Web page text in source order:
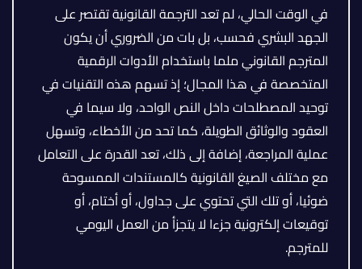
في الوقت الحالي، لم تعد الترجمة القانونية تقتصر على
الجهد البشري فحسب، بل بات من الضروري أن يكون
المترجم القانوني ملما باستخدام الأدوات الرقمية
المتخصصة في هذا المجال؛ إذ تسهم هذه التقنيات في
توحيد المصطلحات داخل النص الواحد، ولا سيما في
العقود والوثائق الطويلة، كما تحد من الأخطاء، وتسهل
عملية المراجعة، إضافة إلى ذلك، تعد القدرة على التعامل
مع مختلف الصيغ القانونية كالمستندات الممسوحة
ضوئيا، أو تلك التي تحتوي على جداول، أو أختام، أو
توقيعات إلكترونية جزءا لا يتجزأ من العمل اليومي
للمترجم.